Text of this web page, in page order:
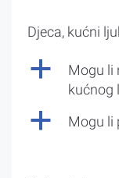
Djeca, kućni
a
Mogu li
kućnog
a Mogu li